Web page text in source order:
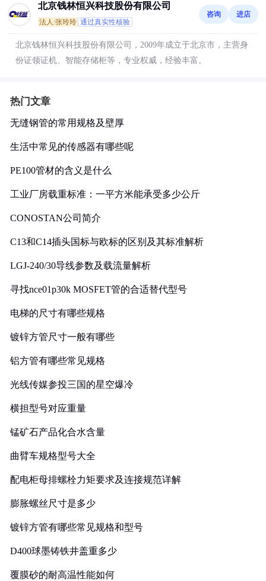
北京钱林恒兴科技股份有限公司
法人:张玲玲 通过真实性核验
咨询 进店
北京钱林恒兴科技股份有限公司，2009年成立于北京市，主营身
份证领证机、智能存储柜等，专业权威，经验丰富。
热门文章
无缝钢管的常用规格及壁厚
生活中常见的传感器有哪些呢
PE100管材的含义是什么
工业厂房载重标准：一平方米能承受多少公斤
CONOSTAN公司简介
C13和C14插头国标与欧标的区别及其标准解析
LGJ-240/30导线参数及载流量解析
寻找nce01p30k MOSFET管的合适替代型号
电梯的尺寸有哪些规格
镀锌方管尺寸一般有哪些
铝方管有哪些常见规格
光线传媒参投三国的星空爆冷
横担型号对应重量
锰矿石产品化合水含量
曲臂车规格型号大全
配电柜母排螺栓力矩要求及连接规范详解
膨胀螺丝尺寸是多少
镀锌方管有哪些常见规格和型号
D400球墨铸铁井盖重多少
覆膜砂的耐高温性能如何